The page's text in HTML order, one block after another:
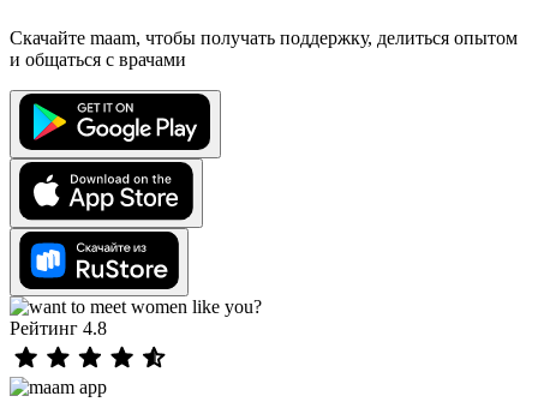
Скачайте maam, чтобы получать поддержку, делиться опытом
и общаться с врачами
Рейтинг 4.8